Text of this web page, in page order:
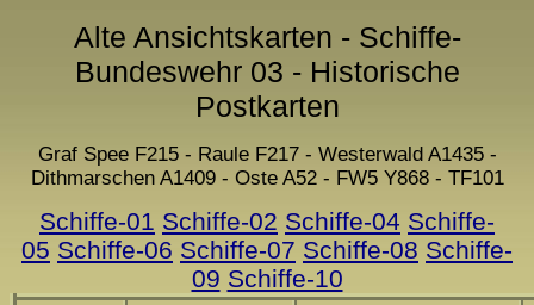
Alte Ansichtskarten - Schiffe-
Bundeswehr 03 - Historische
Postkarten
Graf Spee F215 - Raule F217 - Westerwald A1435 -
Dithmarschen A1409 - Oste A52 - FW5 Y868 - TF101
Schiffe-01 Schiffe-02 Schiffe-04 Schiffe-
05 Schiffe-06 Schiffe-07 Schiffe-08 Schiffe-
09 Schiffe-10